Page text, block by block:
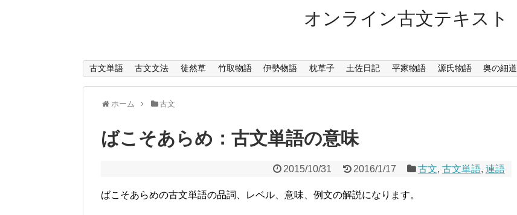
オンライン古文テキスト
古文単語 古文文法 徒然草 竹取物語 伊勢物語 枕草子 土佐日記 平家物語 源氏物語 奥の細道
ホーム 古文
ばこそあらめ：古文単語の意味
2015/10/31 2016/1/17 古文, 古文単語, 連語
ばこそあらめの古文単語の品詞、レベル、意味、例文の解説になります。